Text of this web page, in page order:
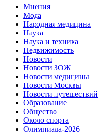
Мнения
Мода
Народная медицина
Наука
Наука и техника
Недвижимость
Новости
Новости ЗОЖ
Новости медицины
Новости Москвы
Новости путешествий
Образование
Общество
Около спорта
Олимпиада-2026